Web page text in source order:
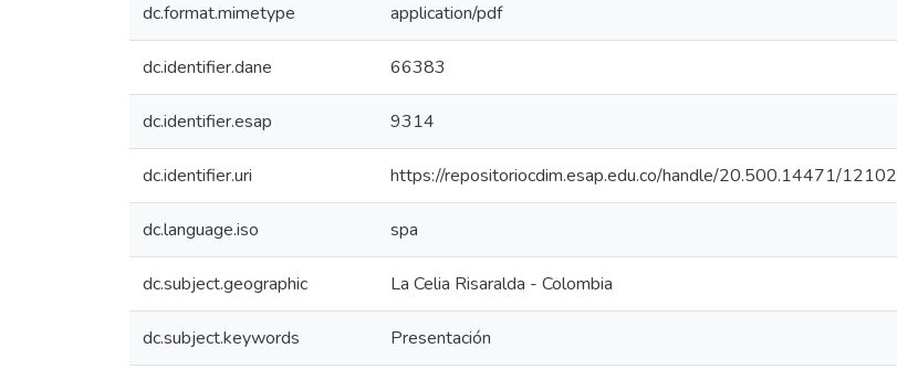
dc.format.mimetype application/pdf
dc.identifier.dane 66383
dc.identifier.esap 9314
dc.identifier.uri https://repositoriocdim.esap.edu.co/handle/20.500.14471/12102
dc.language.iso spa
dc.subject.geographic La Celia Risaralda - Colombia
dc.subject.keywords Presentación